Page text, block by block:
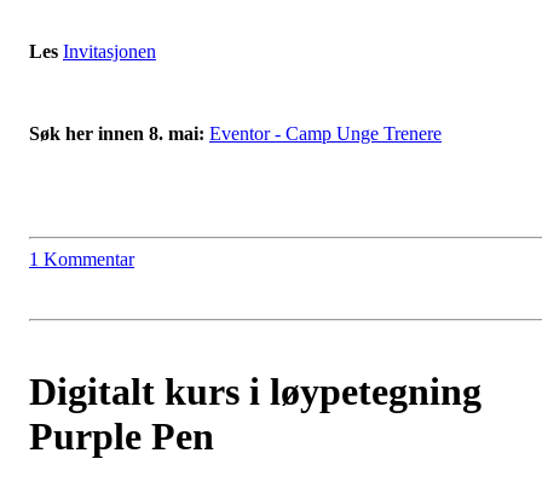
Les Invitasjonen
Søk her innen 8. mai: Eventor - Camp Unge Trenere
1 Kommentar
Digitalt kurs i løypetegning
Purple Pen